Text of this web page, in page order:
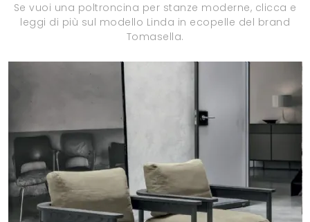
Se vuoi una poltroncina per stanze moderne, clicca e
leggi di più sul modello Linda in ecopelle del brand
Tomasella.